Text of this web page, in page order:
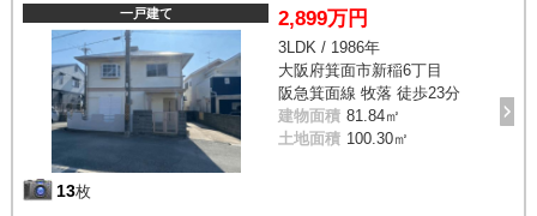
一戸建て
13枚
2,899万円
3LDK / 1986年
大阪府箕面市新稲6丁目
阪急箕面線 牧落 徒歩23分
建物面積 81.84㎡
土地面積 100.30㎡